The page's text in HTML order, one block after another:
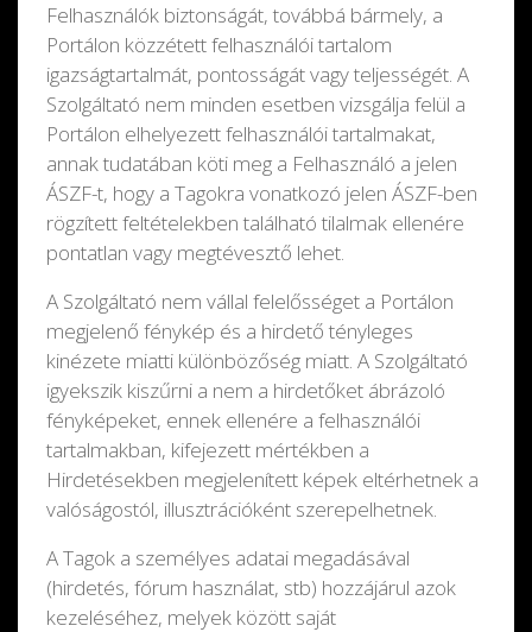
Felhasználók biztonságát, továbbá bármely, a
Portálon közzétett felhasználói tartalom
igazságtartalmát, pontosságát vagy teljességét. A
Szolgáltató nem minden esetben vizsgálja felül a
Portálon elhelyezett felhasználói tartalmakat,
annak tudatában köti meg a Felhasználó a jelen
ÁSZF-t, hogy a Tagokra vonatkozó jelen ÁSZF-ben
rögzített feltételekben található tilalmak ellenére
pontatlan vagy megtévesztő lehet.
A Szolgáltató nem vállal felelősséget a Portálon
megjelenő fénykép és a hirdető tényleges
kinézete miatti különbözőség miatt. A Szolgáltató
igyekszik kiszűrni a nem a hirdetőket ábrázoló
fényképeket, ennek ellenére a felhasználói
tartalmakban, kifejezett mértékben a
Hirdetésekben megjelenített képek eltérhetnek a
valóságostól, illusztrációként szerepelhetnek.
A Tagok a személyes adatai megadásával
(hirdetés, fórum használat, stb) hozzájárul azok
kezeléséhez, melyek között saját